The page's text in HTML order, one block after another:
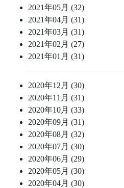
2021年05月 (32)
2021年04月 (31)
2021年03月 (31)
2021年02月 (27)
2021年01月 (31)
2020年12月 (30)
2020年11月 (31)
2020年10月 (33)
2020年09月 (31)
2020年08月 (32)
2020年07月 (30)
2020年06月 (29)
2020年05月 (30)
2020年04月 (30)